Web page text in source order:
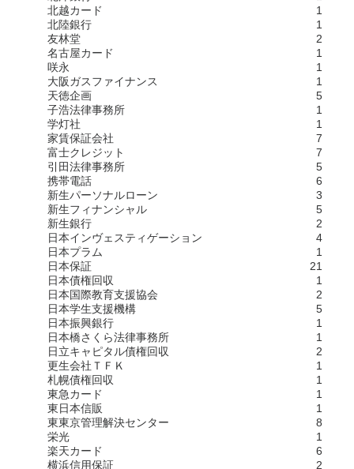
北越カード
1
北陸銀行
1
友林堂
2
名古屋カード
1
咲永
1
大阪ガスファイナンス
1
天徳企画
5
子浩法律事務所
1
学灯社
1
家賃保証会社
7
富士クレジット
7
引田法律事務所
5
携帯電話
6
新生パーソナルローン
3
新生フィナンシャル
5
新生銀行
2
日本インヴェスティゲーション
4
日本プラム
1
日本保証
21
日本債権回収
1
日本国際教育支援協会
2
日本学生支援機構
5
日本振興銀行
1
日本橋さくら法律事務所
1
日立キャピタル債権回収
2
更生会社ＴＦＫ
1
札幌債権回収
1
東急カード
1
東日本信販
1
東東京管理解決センター
8
栄光
1
楽天カード
6
横浜信用保証
2